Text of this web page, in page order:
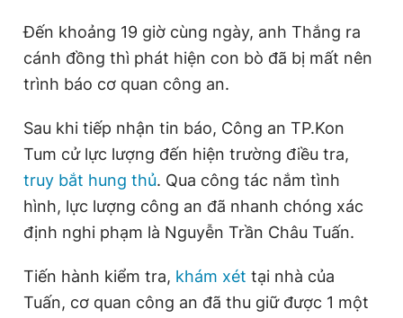
Đến khoảng 19 giờ cùng ngày, anh Thắng ra
cánh đồng thì phát hiện con bò đã bị mất nên
trình báo cơ quan công an.
Sau khi tiếp nhận tin báo, Công an TP.Kon
Tum cử lực lượng đến hiện trường điều tra,
truy bắt hung thủ. Qua công tác nắm tình
hình, lực lượng công an đã nhanh chóng xác
định nghi phạm là Nguyễn Trần Châu Tuấn.
Tiến hành kiểm tra, khám xét tại nhà của
Tuấn, cơ quan công an đã thu giữ được 1 một